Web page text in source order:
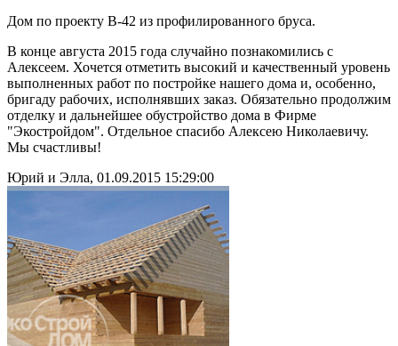
Дом по проекту В-42 из профилированного бруса.
В конце августа 2015 года случайно познакомились с
Алексеем. Хочется отметить высокий и качественный уровень
выполненных работ по постройке нашего дома и, особенно,
бригаду рабочих, исполнявших заказ. Обязательно продолжим
отделку и дальнейшее обустройство дома в Фирме
"Экостройдом". Отдельное спасибо Алексею Николаевичу.
Мы счастливы!
Юрий и Элла, 01.09.2015 15:29:00